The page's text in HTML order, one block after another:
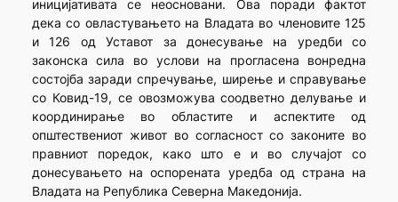
иницијативата се неосновани. Ова поради фактот
дека со овластувањето на Владата во членовите 125
и 126 од Уставот за донесување на уредби со
законска сила во услови на прогласена вонредна
состојба заради спречување, ширење и справување
со Ковид-19, се овозможува соодветно делување и
координирање во областите и аспектите од
општествениот живот во согласност со законите во
правниот поредок, како што е и во случајот со
донесувањето на оспорената уредба од страна на
Владата на Република Северна Македонија.